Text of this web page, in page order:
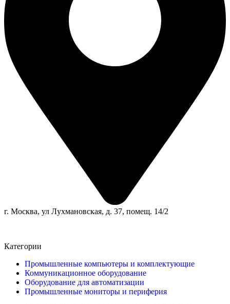
г. Москва, ул Лухмановская, д. 37, помещ. 14/2
Категории
Промышленные компьютеры и комплектующие
Коммуникационное оборудование
Оборудование для автоматизации
Промышленные мониторы и периферия